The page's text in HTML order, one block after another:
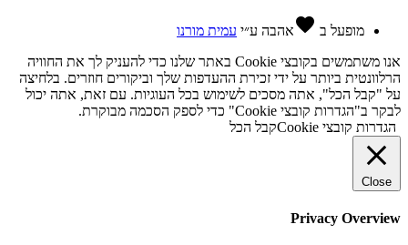
מופעל ב favoriteאהבה ע״י עמית מורנו
אנו משתמשים בקובצי Cookie באתר שלנו כדי להעניק לך את החוויה
הרלוונטית ביותר על ידי זכירת ההעדפות שלך וביקורים חוזרים. בלחיצה
על "קבל הכל", אתה מסכים לשימוש בכל העוגיות. עם זאת, אתה יכול
לבקר ב"הגדרות קובצי Cookie" כדי לספק הסכמה מבוקרת.
הגדרות קובצי Cookie
קבל הכל
Close
Privacy Overview